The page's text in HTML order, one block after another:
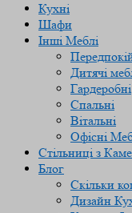
Кухні
Шафи
Інші Меблі
Дитячі
Гардеробні
Спальні
Вітальні
Офісні
Стільниці з
Блог
Скільки
Дизайн